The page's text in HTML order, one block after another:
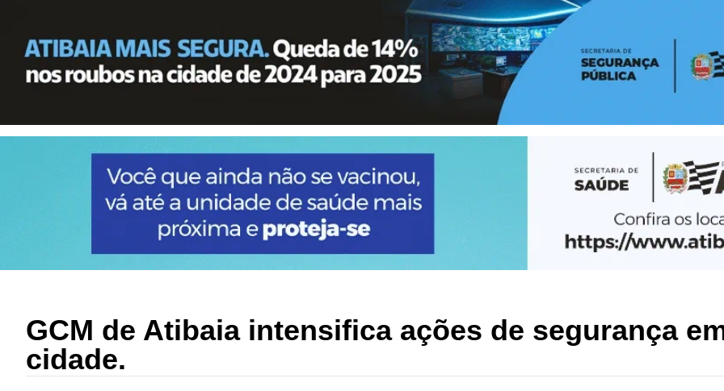
GCM de Atibaia intensifica ações de segurança
cidade.